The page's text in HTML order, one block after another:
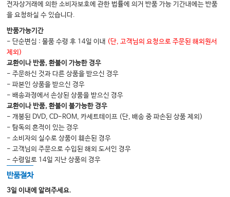
V. 약물 과용 두통
1. 약물 과용 두통이란?
두통약으로 유발되는 두통이 있다? | 두통약을 자주 먹으면 두통이 더 심해지는
이유 | 편두통 환자는 약물 과용 두통에 더 취약하다?
2. 진통제와 통증의 만성화
진통제를 자주 복용한 사람은 두통과 만성 통증을 겪을 위험이 00배나 증가한다
| 내가 먹는 약, 약물 과용 두통에서 안전할까?
3. 약물 과용 두통의 치료 방법
약물 과용 두통, 한번에 끊어야 하나요? 천천히 끊어야 하나요?
Ⅵ 소아청소년의 두통
전자상거래에 의한 소비자보호에 관한 법률에 의거 반품 가능 기간내에는 반품
을 요청하실 수 있습니다.
반품가능기간
- 단순변심 : 물품 수령 후 14일 이내 (단, 고객님의 요청으로 주문된 해외원서
제외)
교환이나 반품, 환불이 가능한 경우
- 주문하신 것과 다른 상품을 받으신 경우
- 파본인 상품을 받으신 경우
- 배송과정에서 손상된 상품을 받으신 경우
교환이나 반품, 환불이 불가능한 경우
- 개봉된 DVD, CD-ROM, 카세트테이프 (단, 배송 중 파손된 상품 제외)
- 탐독의 흔적이 있는 경우
- 소비자의 실수로 상품이 훼손된 경우
- 고객님의 주문으로 수입된 해외 도서인 경우
- 수령일로 14일 지난 상품의 경우
반품절차
3일 이내에 알려주세요.